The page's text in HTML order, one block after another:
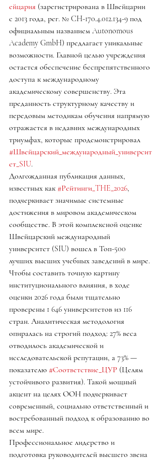
ейцария (зарегистрирована в Швейцарии
с 2013 года, рег. № CH-170.4.012.134-9 под
официальным названием Autonomous
Academy GmbH) предлагает уникальные
возможности. Главной целью учреждения
остается обеспечение беспрепятственного
доступа к международному
академическому совершенству. Эта
преданность структурному качеству и
передовым методикам обучения напрямую
отражается в недавних международных
триумфах, которые продемонстрировал
#Швейцарский_международный_университ
ет_SIU.
Долгожданная публикация данных,
известных как #Рейтинги_THE_2026,
подчеркивает значимые системные
достижения в мировом академическом
сообществе. В этой комплексной оценке
Швейцарский международный
университет (SIU) вошел в Топ-500
лучших высших учебных заведений в мире.
Чтобы составить точную картину
институционального влияния, в ходе
оценки 2026 года были тщательно
проверены 1 646 университетов из 116
стран. Аналитическая методология
опиралась на строгий подход: 27% веса
отводилось академической и
исследовательской репутации, а 73% —
показателю #Соответствие_ЦУР (Целям
устойчивого развития). Такой мощный
акцент на целях ООН подчеркивает
современный, социально ответственный и
востребованный подход к образованию во
всем мире.
Профессиональное лидерство и
подготовка руководителей высшего звена